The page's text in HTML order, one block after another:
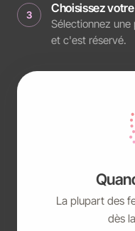
3 Choisissez
Sélectionnez
et c'est réservé.
La plupart des
dès